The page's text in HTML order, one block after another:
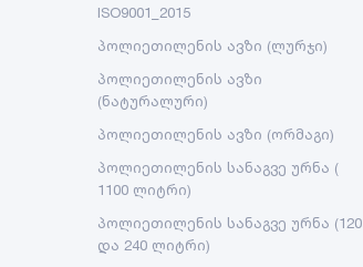
ISO9001_2015
პოლიეთილენის ავზი (ლურჯი)
პოლიეთილენის ავზი
(ნატურალური)
პოლიეთილენის ავზი (ორმაგი)
პოლიეთილენის სანაგვე ურნა (
1100 ლიტრი)
პოლიეთილენის სანაგვე ურნა (120
და 240 ლიტრი)